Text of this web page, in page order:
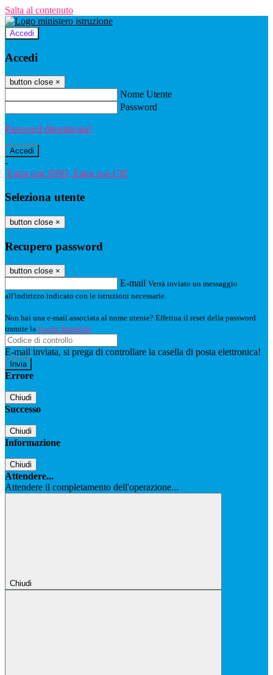
Salta al contenuto
Accedi
Accedi
button close ×
Nome Utente
Password
Password dimenticata?
-
Entra con SPID Entra con CIE
Seleziona utente
button close ×
Recupero password
button close ×
E-mail Verrà inviato un messaggio
all'indirizzo indicato con le istruzioni necessarie.
Non hai una e-mail associata al nome utente? Effettua il reset della password
tramite la Login Spaggiari
E-mail inviata, si prega di controllare la casella di posta elettronica!
Errore
Chiudi
Successo
Chiudi
Informazione
Chiudi
Attendere...
Attendere il completamento dell'operazione...
Chiudi